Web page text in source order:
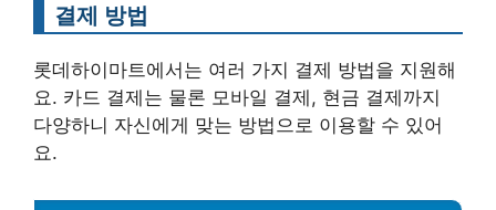
결제 방법
롯데하이마트에서는 여러 가지 결제 방법을 지원해
요. 카드 결제는 물론 모바일 결제, 현금 결제까지
다양하니 자신에게 맞는 방법으로 이용할 수 있어
요.